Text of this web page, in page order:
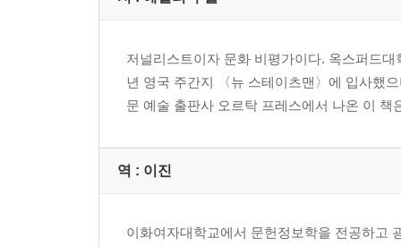
저널리스트이자 문화 비평가이다. 옥스퍼드
년 영국 주간지 〈뉴 스테이츠맨〉에 입사했
문 예술 출판사 오르탁 프레스에서 나온 이 책
역 : 이진
이화여자대학교에서 문헌정보학을 전공하고